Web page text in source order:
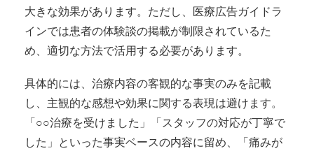
大きな効果があります。ただし、医療広告ガイドラ
インでは患者の体験談の掲載が制限されているた
め、適切な方法で活用する必要があります。
具体的には、治療内容の客観的な事実のみを記載
し、主観的な感想や効果に関する表現は避けます。
「○○治療を受けました」「スタッフの対応が丁寧で
した」といった事実ベースの内容に留め、「痛みが